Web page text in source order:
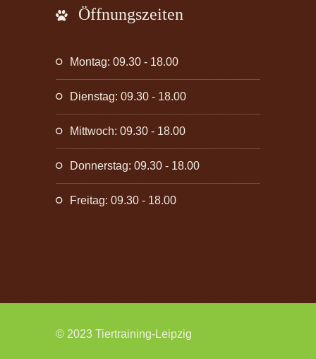
Öffnungszeiten
Montag: 09.30 - 18.00
Dienstag: 09.30 - 18.00
Mittwoch: 09.30 - 18.00
Donnerstag: 09.30 - 18.00
Freitag: 09.30 - 18.00
© 2023 Tiertraining-Leipzig